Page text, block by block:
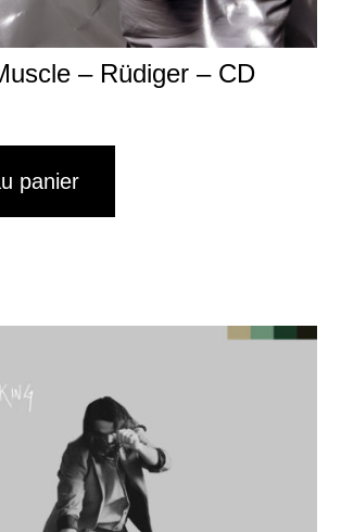
– Rüdiger – CD
panier